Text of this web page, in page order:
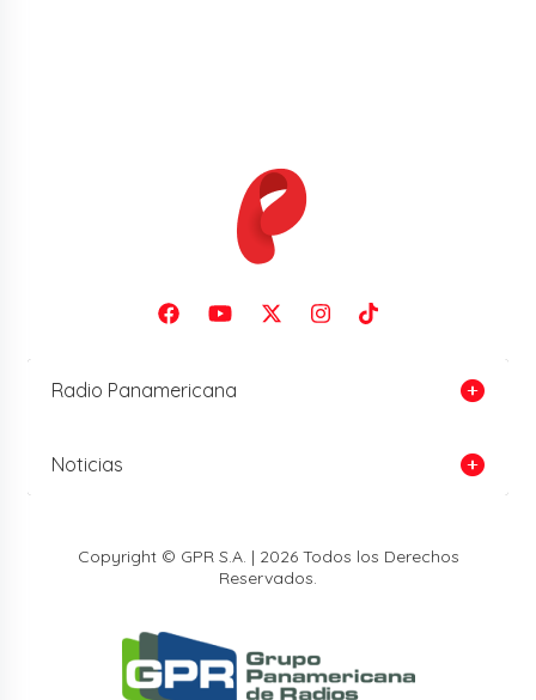
Radio Panamericana
Noticias
Copyright © GPR S.A. | 2026 Todos los Derechos
Reservados.